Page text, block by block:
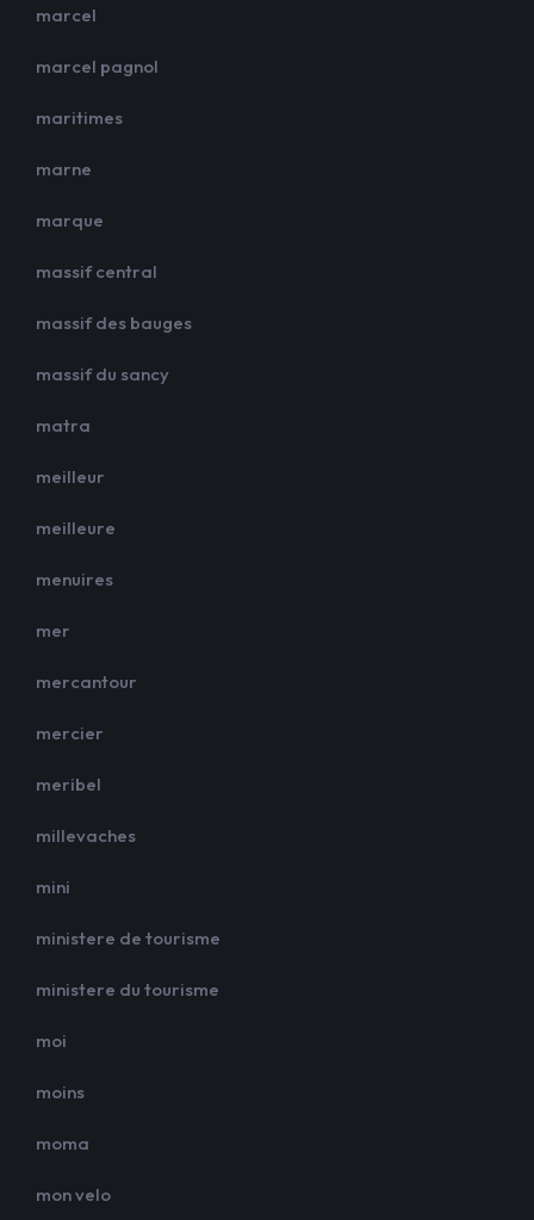
marcel
marcel pagnol
maritimes
marne
marque
massif central
massif des bauges
massif du sancy
matra
meilleur
meilleure
menuires
mer
mercantour
mercier
meribel
millevaches
mini
ministere de tourisme
ministere du tourisme
moi
moins
moma
mon velo